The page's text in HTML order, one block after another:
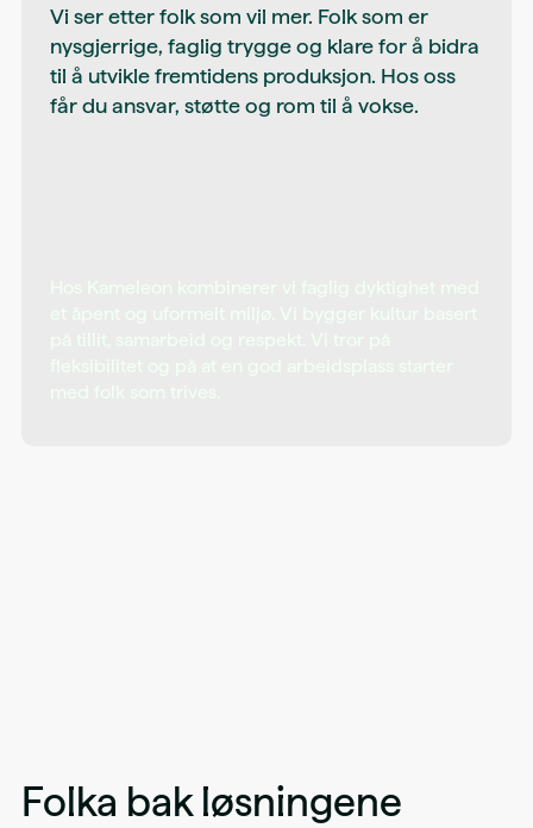
Vi ser etter folk som vil mer. Folk som er
nysgjerrige, faglig trygge og klare for å bidra
til å utvikle fremtidens produksjon. Hos oss
får du ansvar, støtte og rom til å vokse.
Folka bak løsningene